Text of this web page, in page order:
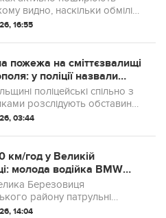
видно, наскільки обмілів
16:55
пожежа на сміттєзвалищі
у поліції назвали
займання.
поліцейські спільно з
розслідують обставини
сміттєзвалищі.
03:44
км/год у Великій
молода водійка BMW
Березовиця
району патрульні
суттєве перевищення
14:04